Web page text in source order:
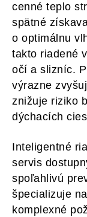
cenné teplo
spätné
o optimálnu
takto riadené
očí a slizníc.
výrazne
znižuje riziko
dýchacích
Inteligentné
servis
spoľahlivú
špecializuje
komplexné